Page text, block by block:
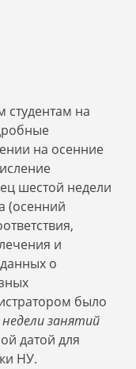
студентам на
на осенние
шестой недели
(осенний
и
о
было
занятий
датой для
НУ.